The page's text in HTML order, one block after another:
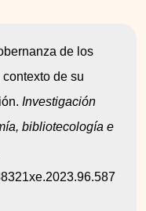
de los
de su
Investigación
bibliotecología e